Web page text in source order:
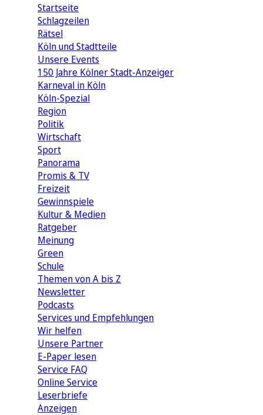
Startseite
Schlagzeilen
Rätsel
Köln und Stadtteile
Unsere Events
150 Jahre Kölner Stadt-Anzeiger
Karneval in Köln
Köln-Spezial
Region
Politik
Wirtschaft
Sport
Panorama
Promis & TV
Freizeit
Gewinnspiele
Kultur & Medien
Ratgeber
Meinung
Green
Schule
Themen von A bis Z
Newsletter
Podcasts
Services und Empfehlungen
Wir helfen
Unsere Partner
E-Paper lesen
Service FAQ
Online Service
Leserbriefe
Anzeigen